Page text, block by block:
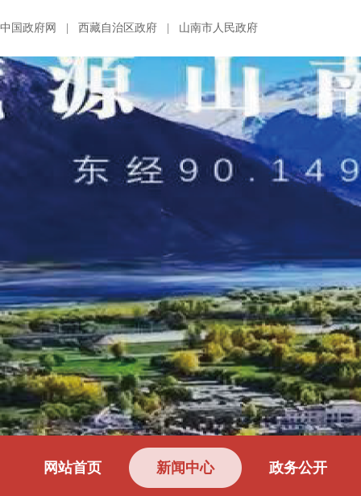
中国政府网 西藏自治区政府 山南市人民政府
网站首页 新闻中心 政务公开